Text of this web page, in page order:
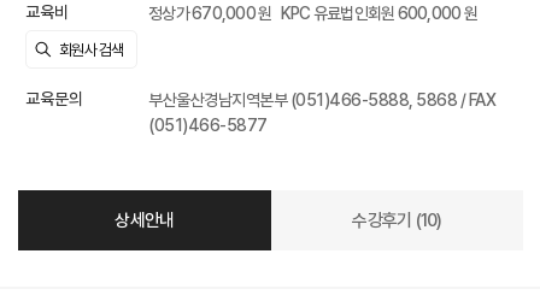
교육비 정상가 670,000 원 KPC 유료법인회원 600,000 원
교육문의
부산울산경남지역본부 (051)466-5888, 5868 / FAX
(051)466-5877
상세안내 수강후기 (10)